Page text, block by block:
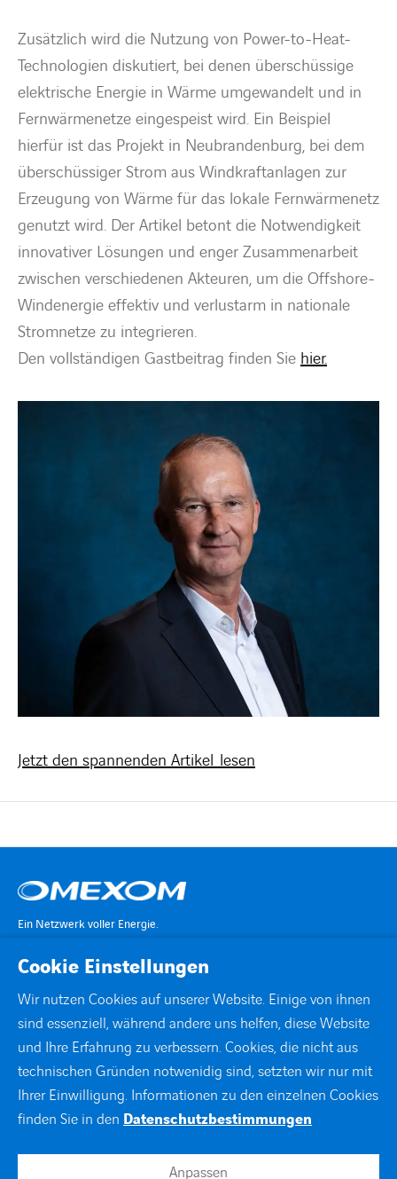
Zusätzlich wird die Nutzung von Power-to-Heat-
Technologien diskutiert, bei denen überschüssige
elektrische Energie in Wärme umgewandelt und in
Fernwärmenetze eingespeist wird. Ein Beispiel
hierfür ist das Projekt in Neubrandenburg, bei dem
überschüssiger Strom aus Windkraftanlagen zur
Erzeugung von Wärme für das lokale Fernwärmenetz
genutzt wird. Der Artikel betont die Notwendigkeit
innovativer Lösungen und enger Zusammenarbeit
zwischen verschiedenen Akteuren, um die Offshore-
Windenergie effektiv und verlustarm in nationale
Stromnetze zu integrieren.
Den vollständigen Gastbeitrag finden Sie hier.
Jetzt den spannenden Artikel lesen
Ein Netzwerk voller Energie.
STANDORTE
DOWNLOADS
Cookie Einstellungen
Wir nutzen Cookies auf unserer Website. Einige von ihnen
sind essenziell, während andere uns helfen, diese Website
und Ihre Erfahrung zu verbessern. Cookies, die nicht aus
technischen Gründen notwenidig sind, setzten wir nur mit
Ihrer Einwilligung. Informationen zu den einzelnen Cookies
finden Sie in den Datenschutzbestimmungen
Anpassen